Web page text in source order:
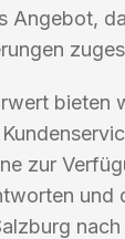
Angebot,
bieten
zur
und